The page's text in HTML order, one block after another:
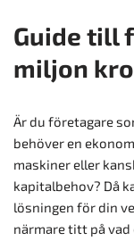
Guide till
miljon
Är du företagare
behöver en
maskiner eller
kapitalbehov? Då
lösningen för din
närmare titt på